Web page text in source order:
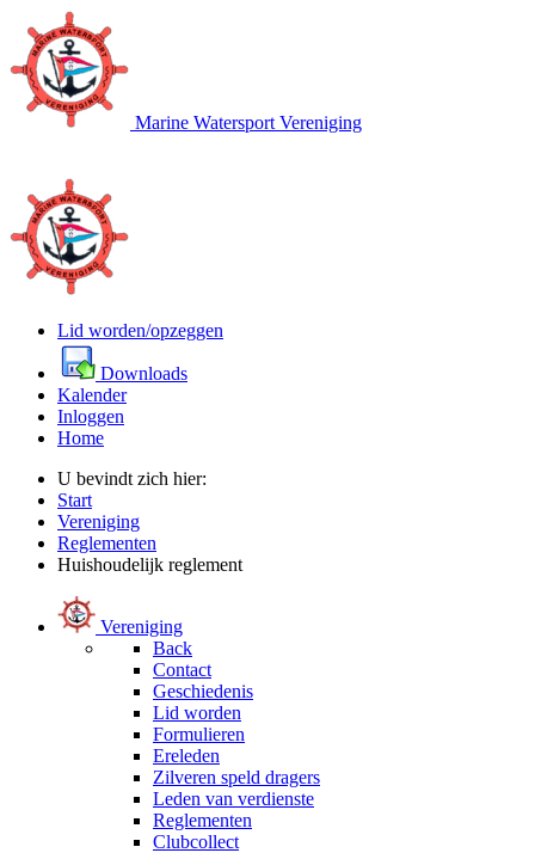
Marine Watersport Vereniging
Lid worden/opzeggen
Downloads
Kalender
Inloggen
Home
U bevindt zich hier:
Start
Vereniging
Reglementen
Huishoudelijk reglement
Vereniging
Back
Contact
Geschiedenis
Lid worden
Formulieren
Ereleden
Zilveren speld dragers
Leden van verdienste
Reglementen
Clubcollect